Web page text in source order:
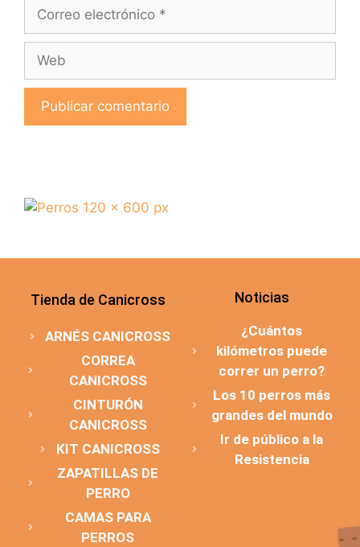
Tienda de Canicross
ARNÉS CANICROSS
CORREA
CANICROSS
CINTURÓN
CANICROSS
KIT CANICROSS
ZAPATILLAS DE
PERRO
CAMAS PARA
PERROS
Noticias
¿Cuántos
kilómetros puede
correr un perro?
Los 10 perros más
grandes del mundo
Ir de público a la
Resistencia